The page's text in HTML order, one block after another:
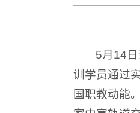
5月14
训学员通过
国职教动能